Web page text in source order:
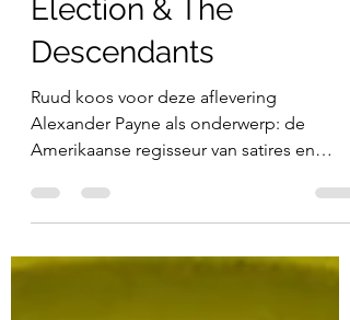
Duimpjeworstelen Podcast
Lubitsch en de rest no.
002: Alexander Payne –
Election & The
Descendants